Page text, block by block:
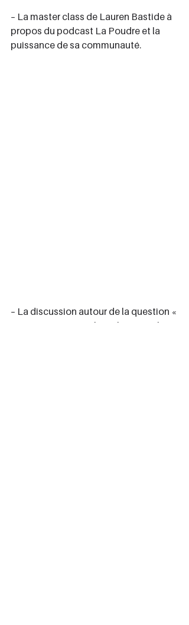
– La master class de Lauren Bastide à
propos du podcast La Poudre et la
puissance de sa communauté.
– La discussion autour de la question «
Comment raconter le réel ? » avec les